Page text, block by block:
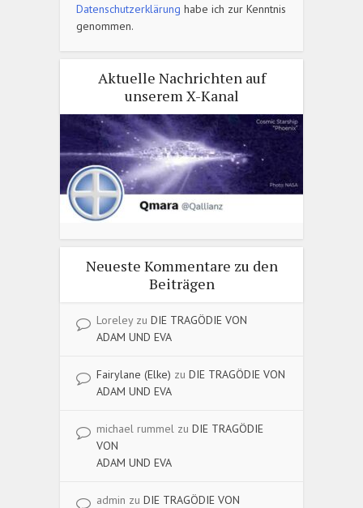
Datenschutzerklärung habe ich zur Kenntnis
genommen.
Aktuelle Nachrichten auf
unserem X-Kanal
Neueste Kommentare zu den
Beiträgen
Loreleyzu DIE TRAGÖDIE VON
ADAM UND EVA
Fairylane (Elke) zu DIE TRAGÖDIE VON
ADAM UND EVA
michael rummel zu DIE TRAGÖDIE
VON
ADAM UND EVA
admin zu DIE TRAGÖDIE VON